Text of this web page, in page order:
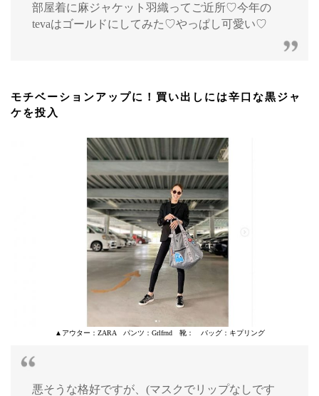
部屋着に麻ジャケット羽織ってご近所♡今年の
tevaはゴールドにしてみた♡やっぱし可愛い♡
モチベーションアップに！買い出しには辛口な黒ジャ
ケを投入
▲アウター：ZARA パンツ：Grlfrnd 靴： バッグ：キプリング
悪そうな格好ですが、(マスクでリップなしです